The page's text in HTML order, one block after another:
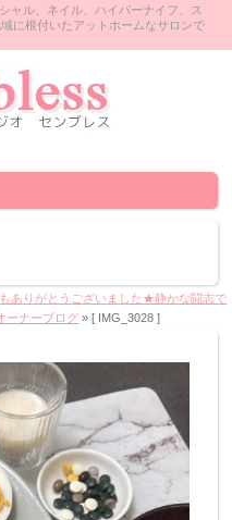
ャル、ネイル、ハイパーナイフ、ス
に根付いたアットホームなサロンで
ありがとうございました★静かな闘志で
ーナーブログ » [ IMG_3028 ]